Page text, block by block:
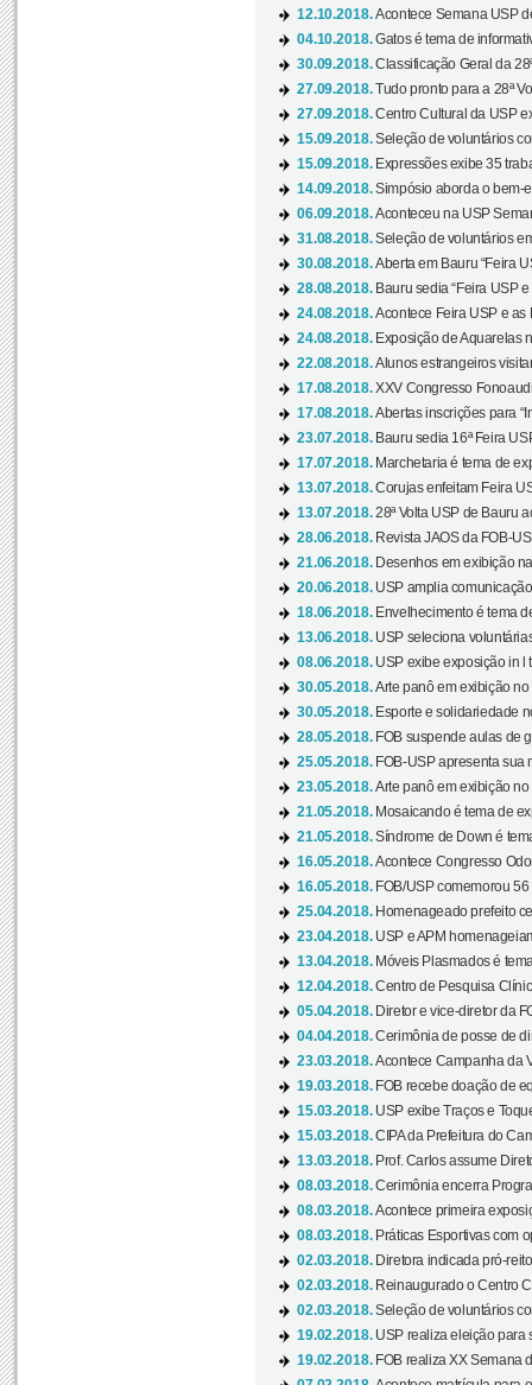
12.10.2018.Acontece Semana USP
04.10.2018.Gatos é tema de
30.09.2018.Classificação Geral da
27.09.2018.Tudo pronto para a 28ª
27.09.2018.Centro Cultural da USP
15.09.2018.Seleção de voluntários
15.09.2018. Expressões exibe 35
14.09.2018.Simpósio aborda o bem-
06.09.2018.Aconteceu na USP
31.08.2018.Seleção de voluntários
30.08.2018.Aberta em Bauru “Feira
28.08.2018. Bauru sedia “Feira USP
24.08.2018.Acontece Feira USP e as
24.08.2018. Exposição de Aquarelas
22.08.2018.Alunos estrangeiros
17.08.2018.XXV Congresso
17.08.2018.Abertas inscrições para
23.07.2018. Bauru sedia 16ª Feira
17.07.2018. Marchetaria é tema de
13.07.2018.Corujas enfeitam Feira
13.07.2018.28ª Volta USP de Bauru
28.06.2018. Revista JAOS da FOB-
21.06.2018. Desenhos em exibição
20.06.2018. USP amplia
18.06.2018. Envelhecimento é tema
13.06.2018. USP seleciona
08.06.2018. USP exibe exposição in l
30.05.2018.Arte panô em exibição no
30.05.2018. Esporte e solidariedade
28.05.2018. FOB suspende aulas de
25.05.2018. FOB-USP apresenta sua
23.05.2018.Arte panô em exibição no
21.05.2018. Mosaicando é tema de
21.05.2018.Síndrome de Down é
16.05.2018.Acontece Congresso
16.05.2018. FOB/USP comemorou
25.04.2018. Homenageado prefeito
23.04.2018. USP e APM
13.04.2018. Móveis Plasmados é
12.04.2018.Centro de Pesquisa
05.04.2018. Diretor e vice-diretor da
04.04.2018.Cerimônia de posse de
23.03.2018.Acontece Campanha da
19.03.2018. FOB recebe doação de
15.03.2018. USP exibe Traços e
15.03.2018.CIPA da Prefeitura do
13.03.2018. Prof. Carlos assume
08.03.2018.Cerimônia encerra
08.03.2018.Acontece primeira
08.03.2018. Práticas Esportivas com
02.03.2018. Diretora indicada pró-
02.03.2018. Reinaugurado o Centro
02.03.2018.Seleção de voluntários
19.02.2018. USP realiza eleição para
19.02.2018. FOB realiza XX Semana